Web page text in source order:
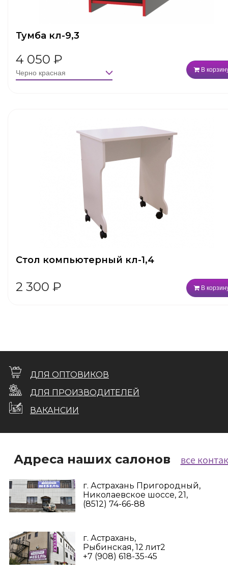
Тумба кл-9,3
4 050 ₽
В
Стол компьютерный кл-1,4
2 300 ₽ В
ДЛЯ ОПТОВИКОВ
ДЛЯ ПРОИЗВОДИТЕЛЕЙ
ВАКАНСИИ
Адреса наших салонов все
г. Астрахань Пригородный,
Николаевское шоссе, 21,
(8512) 74-66-88
г. Астрахань,
Рыбинская, 12 лит2
+7 (908) 618-35-45‬